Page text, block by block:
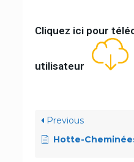
Cliquez ici pour
utilisateur
Previous
Hotte-